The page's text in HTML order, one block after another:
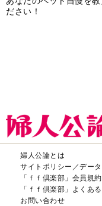
ださい！
婦人公論とは
サイトポリシー／デー
「ｆｆ倶楽部」会員規約
「ｆｆ倶楽部」よくあ
お問い合わせ